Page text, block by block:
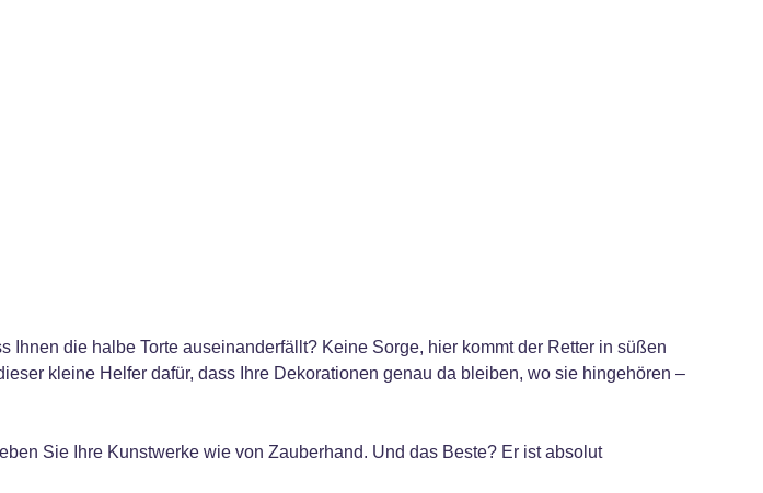
die halbe Torte auseinanderfällt? Keine Sorge, hier kommt der Retter in süßen
kleine Helfer dafür, dass Ihre Dekorationen genau da bleiben, wo sie hingehören –
Sie Ihre Kunstwerke wie von Zauberhand. Und das Beste? Er ist absolut